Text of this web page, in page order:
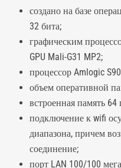
создано на базе
32 бита;
графическим
GPU Mali-G31 MP2;
процессор Amlogic
объем оперативной
встроенная память 64
подключение к wifi
диапазона, причем
соединение;
порт LAN 100/100